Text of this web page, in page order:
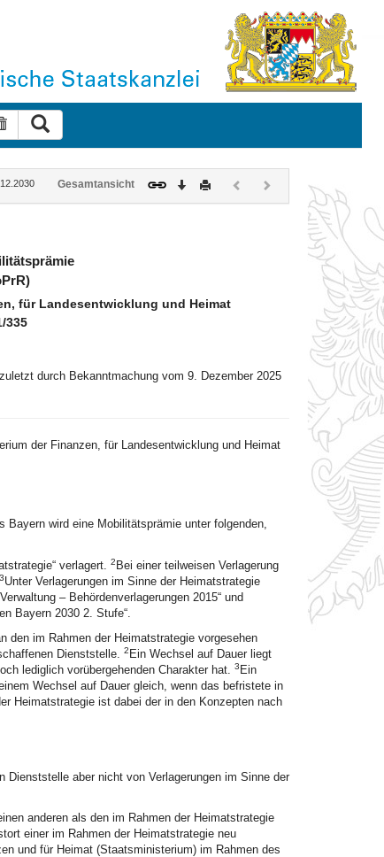
Suche zurücksetzen
Gesamtansicht Download
DruckenVorherigesNächstes
Dokument
(inaktiv)
für Landesentwicklung und Heimat
335
durch Bekanntmachung vom 9. Dezember 2025
der Finanzen, für Landesentwicklung und Heimat
wird eine Mobilitätsprämie unter folgenden,
verlagert. 2 Bei einer teilweisen Verlagerung
3Unter Verlagerungen im Sinne der Heimatstrategie
– Behördenverlagerungen 2015“ und
Bayern 2030 2. Stufe“.
den im Rahmen der Heimatstrategie vorgesehen
Dienststelle. 2 Ein Wechsel auf Dauer liegt
lediglich vorübergehenden Charakter hat. 3 Ein
Wechsel auf Dauer gleich, wenn das befristete in
Heimatstrategie ist dabei der in den Konzepten nach
Dienststelle aber nicht von Verlagerungen im Sinne der
anderen als den im Rahmen der Heimatstrategie
einer im Rahmen der Heimatstrategie neu
und für Heimat (Staatsministerium) im Rahmen des